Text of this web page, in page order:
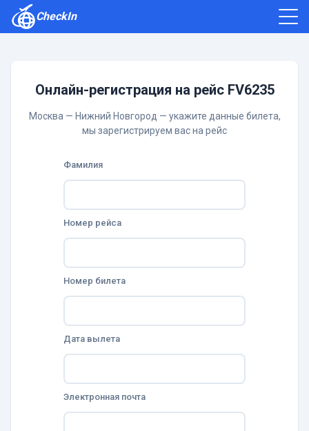
CheckIn
Онлайн-регистрация на рейс FV6235
Москва — Нижний Новгород — укажите данные билета,
мы зарегистрируем вас на рейс
Фамилия
Номер рейса
Номер билета
Дата вылета
Электронная почта